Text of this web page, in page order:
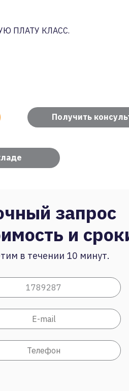
ПЛАТУ КЛАСС.
Получить
запрос
и
в течении 10 минут.